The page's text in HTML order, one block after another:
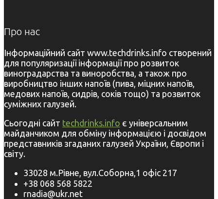
Про нас
Інформаційний сайт www.techdrinks.info створений
для популяризації інформації про розвиток
виноградарства та виноробства, а також про
виробництво інших напоїв (пива, міцних напоїв,
медових напоїв, сидрів, соків тощо) та розвиток
суміжних галузей.
Сьогодні сайт techdrinks.info є універсальним
майданчиком для обміну інформацією і досвідом
представників згаданих галузей України, Європи і
світу.
33028 м.Рівне, вул.Соборна,1 офіс 217
+38 068 568 5822
rnadia@ukr.net